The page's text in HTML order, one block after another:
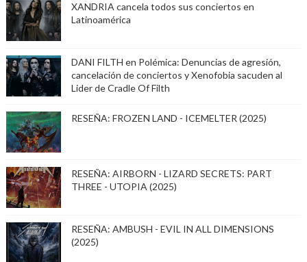
XANDRIA cancela todos sus conciertos en
Latinoamérica
DANI FILTH en Polémica: Denuncias de agresión,
cancelación de conciertos y Xenofobia sacuden al
Lider de Cradle Of Filth
RESEÑA: FROZEN LAND - ICEMELTER (2025)
RESEÑA: AIRBORN - LIZARD SECRETS: PART
THREE - UTOPIA (2025)
RESEÑA: AMBUSH - EVIL IN ALL DIMENSIONS
(2025)